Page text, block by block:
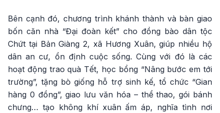
Bên cạnh đó, chương trình khánh thành và bàn giao
bốn căn nhà “Đại đoàn kết” cho đồng bào dân tộc
Chứt tại Bản Giàng 2, xã Hương Xuân, giúp nhiều hộ
dân an cư, ổn định cuộc sống. Cùng với đó là các
hoạt động trao quà Tết, học bổng “Nâng bước em tới
trường”, tặng bò giống hỗ trợ sinh kế, tổ chức “Gian
hàng 0 đồng”, giao lưu văn hóa – thể thao, gói bánh
chưng… tạo không khí xuân ấm áp, nghĩa tình nơi